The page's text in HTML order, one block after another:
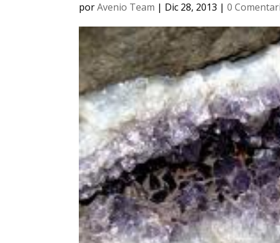
porAvenio Team | Dic 28, 2013 |0